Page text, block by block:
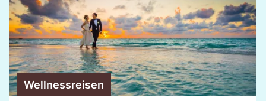
Wellnessreisen